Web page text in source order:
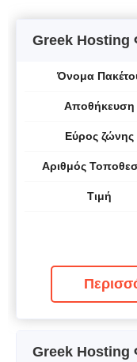
Greek Hosting
Όνομα
Αποθήκευση
Εύρος ζώνης
Αριθμός
Τιμή
Greek Hosting